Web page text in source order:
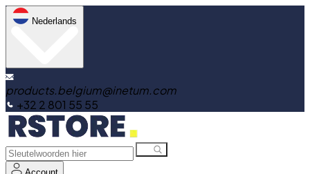
Nederlands
products.belgium@inetum.com
+32 2 801 55 55